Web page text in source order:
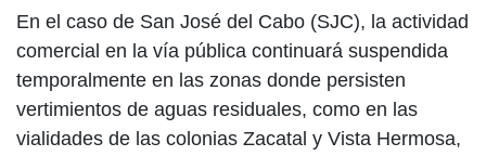
En el caso de San José del Cabo (SJC), la actividad
comercial en la vía pública continuará suspendida
temporalmente en las zonas donde persisten
vertimientos de aguas residuales, como en las
vialidades de las colonias Zacatal y Vista Hermosa,